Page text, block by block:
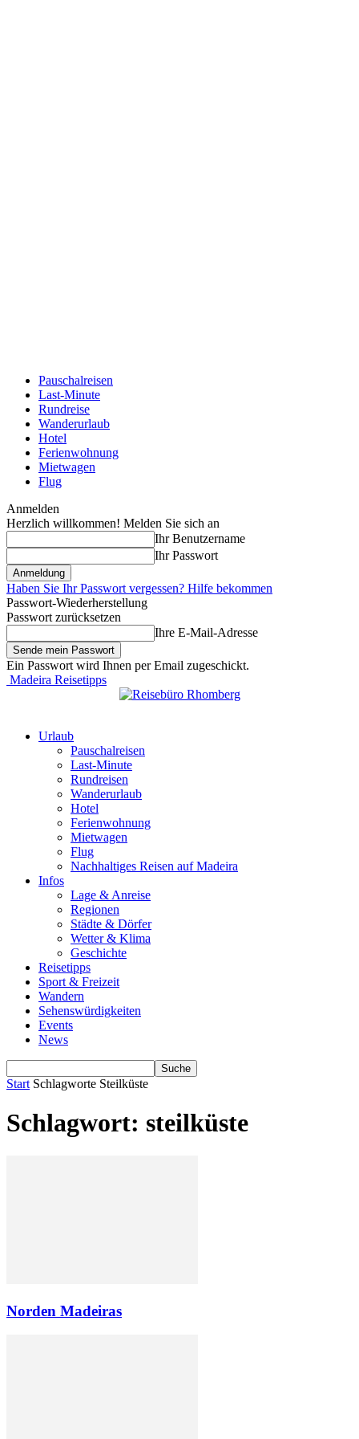
Pauschalreisen
Last-Minute
Rundreise
Wanderurlaub
Hotel
Ferienwohnung
Mietwagen
Flug
Anmelden
Herzlich willkommen! Melden Sie sich an
Ihr Benutzername
Ihr Passwort
Haben Sie Ihr Passwort vergessen? Hilfe bekommen
Passwort-Wiederherstellung
Passwort zurücksetzen
Ihre E-Mail-Adresse
Ein Passwort wird Ihnen per Email zugeschickt.
Madeira Reisetipps
Urlaub
Pauschalreisen
Last-Minute
Rundreisen
Wanderurlaub
Hotel
Ferienwohnung
Mietwagen
Flug
Nachhaltiges Reisen auf Madeira
Infos
Lage & Anreise
Regionen
Städte & Dörfer
Wetter & Klima
Geschichte
Reisetipps
Sport & Freizeit
Wandern
Sehenswürdigkeiten
Events
News
Start Schlagworte Steilküste
Schlagwort: steilküste
Norden Madeiras